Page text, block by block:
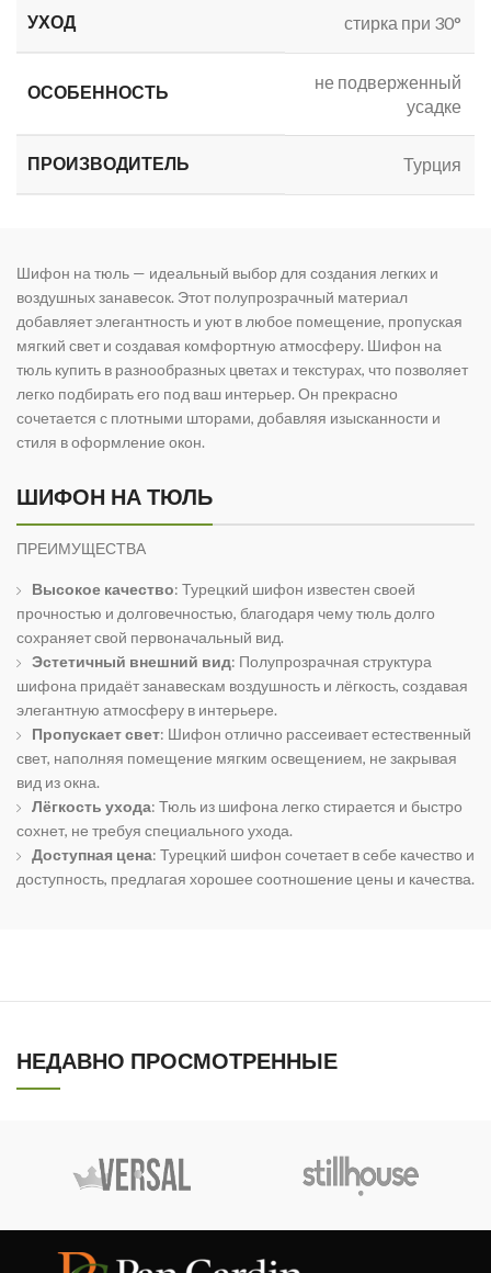
УХОД стирка при 30°
ОСОБЕННОСТЬ
не подверженный
усадке
ПРОИЗВОДИТЕЛЬ Турция
Шифон на тюль — идеальный выбор для создания легких и
воздушных занавесок. Этот полупрозрачный материал
добавляет элегантность и уют в любое помещение, пропуская
мягкий свет и создавая комфортную атмосферу. Шифон на
тюль купить в разнообразных цветах и текстурах, что позволяет
легко подбирать его под ваш интерьер. Он прекрасно
сочетается с плотными шторами, добавляя изысканности и
стиля в оформление окон.
ШИФОН НА ТЮЛЬ
ПРЕИМУЩЕСТВА
Высокое качество: Турецкий шифон известен своей
прочностью и долговечностью, благодаря чему тюль долго
сохраняет свой первоначальный вид.
Эстетичный внешний вид: Полупрозрачная структура
шифона придаёт занавескам воздушность и лёгкость, создавая
элегантную атмосферу в интерьере.
Пропускает свет: Шифон отлично рассеивает естественный
свет, наполняя помещение мягким освещением, не закрывая
вид из окна.
Лёгкость ухода: Тюль из шифона легко стирается и быстро
сохнет, не требуя специального ухода.
Доступная цена: Турецкий шифон сочетает в себе качество и
доступность, предлагая хорошее соотношение цены и качества.
НЕДАВНО ПРОСМОТРЕННЫЕ